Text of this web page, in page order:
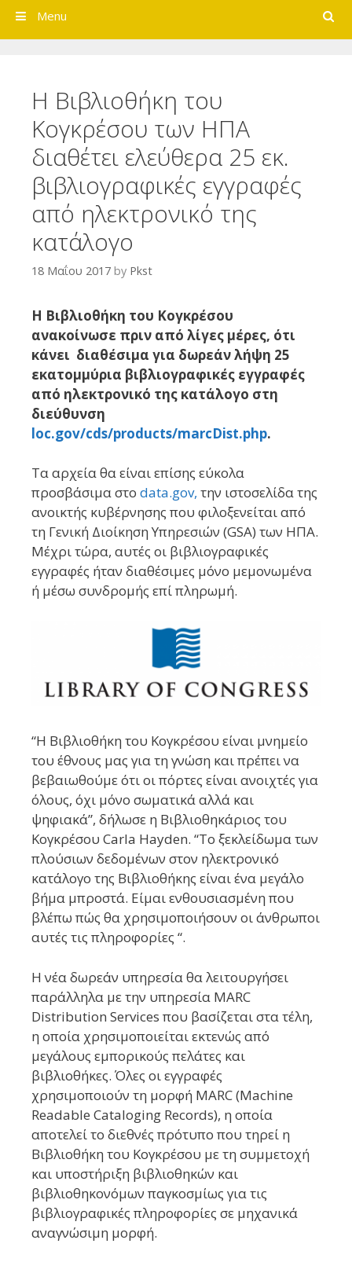
Search
Menu
Η Βιβλιοθήκη του
Κογκρέσου των ΗΠΑ
διαθέτει ελεύθερα 25 εκ.
βιβλιογραφικές εγγραφές
από ηλεκτρονικό της
κατάλογο
18 Μαΐου 2017 by Pkst
Η Βιβλιοθήκη του Κογκρέσου
ανακοίνωσε πριν από λίγες μέρες, ότι
κάνει διαθέσιμα για δωρεάν λήψη 25
εκατομμύρια βιβλιογραφικές εγγραφές
από ηλεκτρονικό της κατάλογο στη
διεύθυνση
loc.gov/cds/products/marcDist.php.
Τα αρχεία θα είναι επίσης εύκολα
προσβάσιμα στο data.gov, την ιστοσελίδα της
ανοικτής κυβέρνησης που φιλοξενείται από
τη Γενική Διοίκηση Υπηρεσιών (GSA) των ΗΠΑ.
Μέχρι τώρα, αυτές οι βιβλιογραφικές
εγγραφές ήταν διαθέσιμες μόνο μεμονωμένα
ή μέσω συνδρομής επί πληρωμή.
“Η Βιβλιοθήκη του Κογκρέσου είναι μνημείο
του έθνους μας για τη γνώση και πρέπει να
βεβαιωθούμε ότι οι πόρτες είναι ανοιχτές για
όλους, όχι μόνο σωματικά αλλά και
ψηφιακά”, δήλωσε η Βιβλιοθηκάριος του
Κογκρέσου Carla Hayden. “Το ξεκλείδωμα των
πλούσιων δεδομένων στον ηλεκτρονικό
κατάλογο της Βιβλιοθήκης είναι ένα μεγάλο
βήμα μπροστά. Είμαι ενθουσιασμένη που
βλέπω πώς θα χρησιμοποιήσουν οι άνθρωποι
αυτές τις πληροφορίες “.
Η νέα δωρεάν υπηρεσία θα λειτουργήσει
παράλληλα με την υπηρεσία MARC
Distribution Services που βασίζεται στα τέλη,
η οποία χρησιμοποιείται εκτενώς από
μεγάλους εμπορικούς πελάτες και
βιβλιοθήκες. Όλες οι εγγραφές
χρησιμοποιούν τη μορφή MARC (Machine
Readable Cataloging Records), η οποία
αποτελεί το διεθνές πρότυπο που τηρεί η
Βιβλιοθήκη του Κογκρέσου με τη συμμετοχή
και υποστήριξη βιβλιοθηκών και
βιβλιοθηκονόμων παγκοσμίως για τις
βιβλιογραφικές πληροφορίες σε μηχανικά
αναγνώσιμη μορφή.